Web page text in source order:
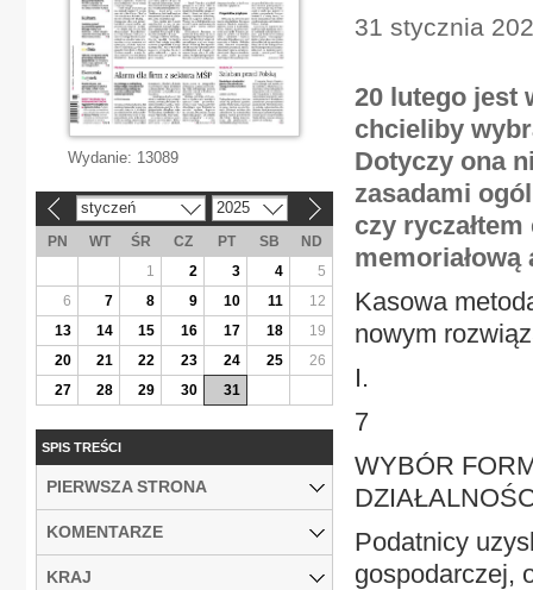
31 stycznia
20 lutego jest
chcieliby
Dotyczy ona
zasadami
czy
Kasowa
nowym
I.
7
WYBÓR
Podatnicy
gospodarczej,
Wydanie: 13089
styczeń 2025
PN WT ŚR CZ PT SB
ND
1
2 3 4
5
6
7 8 9 10 11
12
13
14 15 16 17 18
19
20
21 22 23 24 25
26
27
28 29 30 31
SPIS TREŚCI
PIERWSZA STRONA
KOMENTARZE
KRAJ